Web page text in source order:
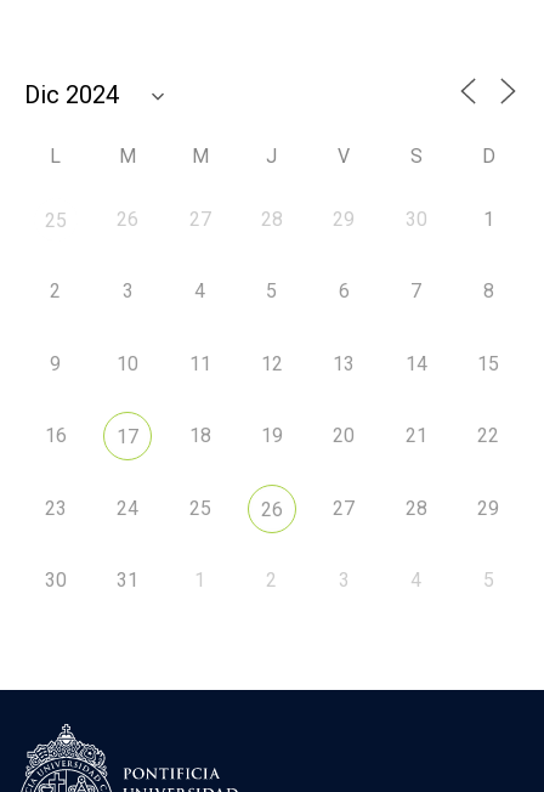
L M M J V S D
25 26 27 28 29 30 1
2 3 4 5 6 7 8
9 10 11 12 13 14 15
16 17 18 19 20 21 22
23 24 25 26 27 28 29
30 31 1 2 3 4 5